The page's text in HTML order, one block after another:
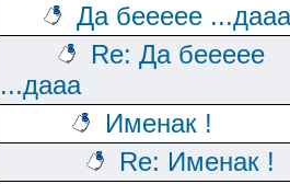
Да беееее ...дааа
Re: Да беееее
...дааа
Именак !
Re: Именак !